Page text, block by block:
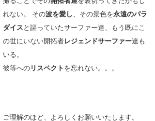
れない。 その波を愛し、その景色を永遠のパラ
ダイスと謳っていたサーファー達、もう既にこ
の世にいない開拓者レジェンドサーファー達も
いる。
彼等へのリスペクトを忘れない。。。
ご理解のほど、よろしくお願いいたします。